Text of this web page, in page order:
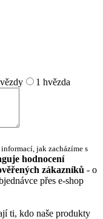
1 hvězda
jak zacházíme s
hodnocení
zákazníků - o
přes e-shop
ti, kdo naše produkty